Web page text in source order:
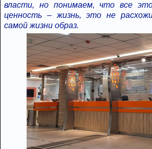
власти, но понимаем, что все
ценность – жизнь, это не
самой жизни образ.